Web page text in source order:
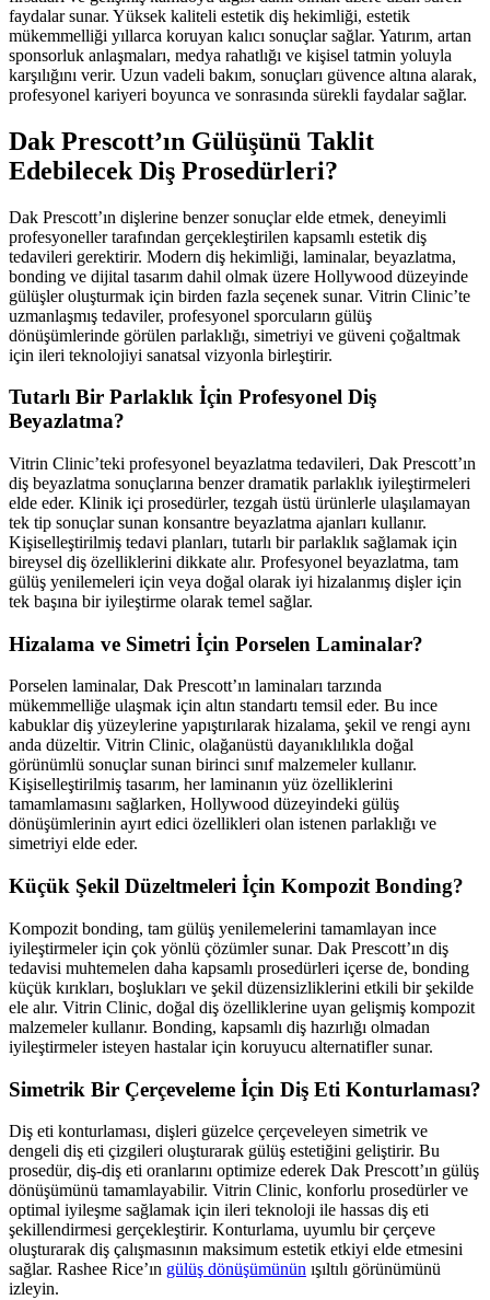
faydalar sunar. Yüksek kaliteli estetik diş hekimliği, estetik
mükemmelliği yıllarca koruyan kalıcı sonuçlar sağlar. Yatırım, artan
sponsorluk anlaşmaları, medya rahatlığı ve kişisel tatmin yoluyla
karşılığını verir. Uzun vadeli bakım, sonuçları güvence altına alarak,
profesyonel kariyeri boyunca ve sonrasında sürekli faydalar sağlar.
Dak Prescott’ın Gülüşünü Taklit
Edebilecek Diş Prosedürleri?
Dak Prescott’ın dişlerine benzer sonuçlar elde etmek, deneyimli
profesyoneller tarafından gerçekleştirilen kapsamlı estetik diş
tedavileri gerektirir. Modern diş hekimliği, laminalar, beyazlatma,
bonding ve dijital tasarım dahil olmak üzere Hollywood düzeyinde
gülüşler oluşturmak için birden fazla seçenek sunar. Vitrin Clinic’te
uzmanlaşmış tedaviler, profesyonel sporcuların gülüş
dönüşümlerinde görülen parlaklığı, simetriyi ve güveni çoğaltmak
için ileri teknolojiyi sanatsal vizyonla birleştirir.
Tutarlı Bir Parlaklık İçin Profesyonel Diş
Beyazlatma?
Vitrin Clinic’teki profesyonel beyazlatma tedavileri, Dak Prescott’ın
diş beyazlatma sonuçlarına benzer dramatik parlaklık iyileştirmeleri
elde eder. Klinik içi prosedürler, tezgah üstü ürünlerle ulaşılamayan
tek tip sonuçlar sunan konsantre beyazlatma ajanları kullanır.
Kişiselleştirilmiş tedavi planları, tutarlı bir parlaklık sağlamak için
bireysel diş özelliklerini dikkate alır. Profesyonel beyazlatma, tam
gülüş yenilemeleri için veya doğal olarak iyi hizalanmış dişler için
tek başına bir iyileştirme olarak temel sağlar.
Hizalama ve Simetri İçin Porselen Laminalar?
Porselen laminalar, Dak Prescott’ın laminaları tarzında
mükemmelliğe ulaşmak için altın standartı temsil eder. Bu ince
kabuklar diş yüzeylerine yapıştırılarak hizalama, şekil ve rengi aynı
anda düzeltir. Vitrin Clinic, olağanüstü dayanıklılıkla doğal
görünümlü sonuçlar sunan birinci sınıf malzemeler kullanır.
Kişiselleştirilmiş tasarım, her laminanın yüz özelliklerini
tamamlamasını sağlarken, Hollywood düzeyindeki gülüş
dönüşümlerinin ayırt edici özellikleri olan istenen parlaklığı ve
simetriyi elde eder.
Küçük Şekil Düzeltmeleri İçin Kompozit Bonding?
Kompozit bonding, tam gülüş yenilemelerini tamamlayan ince
iyileştirmeler için çok yönlü çözümler sunar. Dak Prescott’ın diş
tedavisi muhtemelen daha kapsamlı prosedürleri içerse de, bonding
küçük kırıkları, boşlukları ve şekil düzensizliklerini etkili bir şekilde
ele alır. Vitrin Clinic, doğal diş özelliklerine uyan gelişmiş kompozit
malzemeler kullanır. Bonding, kapsamlı diş hazırlığı olmadan
iyileştirmeler isteyen hastalar için koruyucu alternatifler sunar.
Simetrik Bir Çerçeveleme İçin Diş Eti Konturlaması?
Diş eti konturlaması, dişleri güzelce çerçeveleyen simetrik ve
dengeli diş eti çizgileri oluşturarak gülüş estetiğini geliştirir. Bu
prosedür, diş-diş eti oranlarını optimize ederek Dak Prescott’ın gülüş
dönüşümünü tamamlayabilir. Vitrin Clinic, konforlu prosedürler ve
optimal iyileşme sağlamak için ileri teknoloji ile hassas diş eti
şekillendirmesi gerçekleştirir. Konturlama, uyumlu bir çerçeve
oluşturarak diş çalışmasının maksimum estetik etkiyi elde etmesini
sağlar. Rashee Rice’ın gülüş dönüşümünün ışıltılı görünümünü
izleyin.